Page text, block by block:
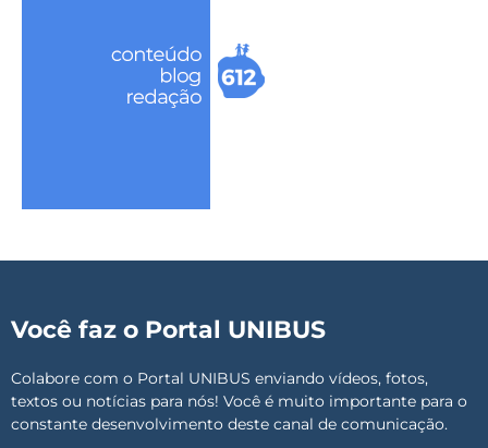
Você faz o Portal UNIBUS
Colabore com o Portal UNIBUS enviando vídeos, fotos,
textos ou notícias para nós! Você é muito importante para o
constante desenvolvimento deste canal de comunicação.